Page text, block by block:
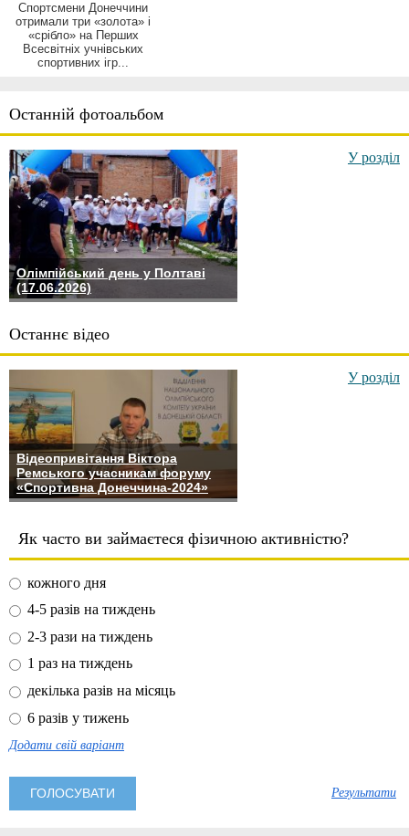
Останній фотоальбом
Олімпійський день у Полтаві
(17.06.2026)
У розділ
Останнє відео
Відеопривітання Віктора
Ремського учасникам форуму
«Спортивна Донеччина-2024»
У розділ
Як часто ви займаєтеся фізичною активністю?
кожного дня
4-5 разів на тиждень
2-3 рази на тиждень
1 раз на тиждень
декілька разів на місяць
6 разів у тижень
Додати свій варіант
Результати
Спортсмени Донеччини
отримали три «золота» і
«срібло» на Перших
Всесвітніх учнівських
спортивних ігр...